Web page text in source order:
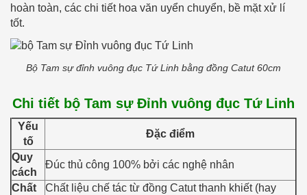
hoàn toàn, các chi tiết hoa văn uyển chuyển, bề mặt xử lí
tốt.
Bộ Tam sự đỉnh vuông đục Tứ Linh bằng đồng Catut 60cm
Chi tiết bộ Tam sự Đỉnh vuông đục Tứ Linh
Yếu
tố
Đặc điểm
Quy
cách
Đúc thủ công 100% bởi các nghệ nhân
Chất
Chất liệu chế tác từ đồng Catut thanh khiết (hay